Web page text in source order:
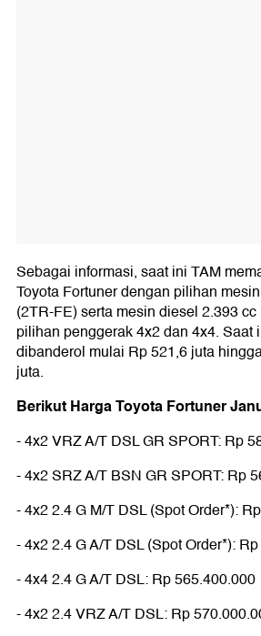
Sebagai informasi, saat ini TAM
Toyota Fortuner dengan pilihan
(2TR-FE) serta mesin diesel 2.393
pilihan penggerak 4x2 dan 4x4. Saat
dibanderol mulai Rp 521,6 juta
juta.
Berikut Harga Toyota Fortuner
- 4x2 VRZ A/T DSL GR SPORT: Rp
- 4x2 SRZ A/T BSN GR SPORT: Rp
- 4x2 2.4 G M/T DSL (Spot Order*):
- 4x2 2.4 G A/T DSL (Spot Order*):
- 4x4 2.4 G A/T DSL: Rp 565.400.000
- 4x2 2.4 VRZ A/T DSL: Rp